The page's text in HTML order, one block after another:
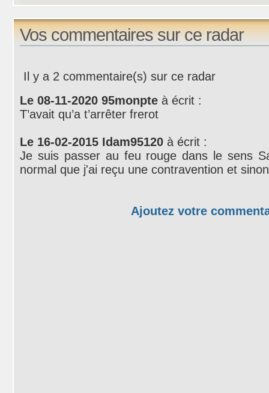
Vos commentaires sur ce radar
Il y a 2 commentaire(s) sur ce radar
Le 08-11-2020 95monpte à écrit :
T’avait qu’a t’arrêter frerot
Le 16-02-2015 Idam95120 à écrit :
Je suis passer au feu rouge dans le sens
normal que j'ai reçu une contravention et
Ajoutez votre